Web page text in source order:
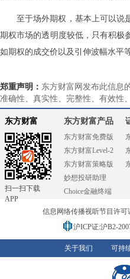
至于场外期权，基本上可以说
期权市场的透明度较低，只有积极
如期权的成交价以及引伸波幅水平等
郑重声明： 东方财富网发布此信息
准确性、真实性、完整性、有效性
东方财富
扫一扫下载
APP
东方财富产品
东方财富免费版
东方财富Level-2
东方财富策略版
妙想投研助理
Choice金融终端
信息网络传播视听节目许可
沪ICP证:沪B2-
关于我们 可持